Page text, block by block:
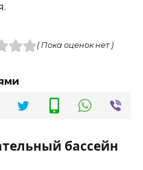
( Пока оценок нет )
бассейн